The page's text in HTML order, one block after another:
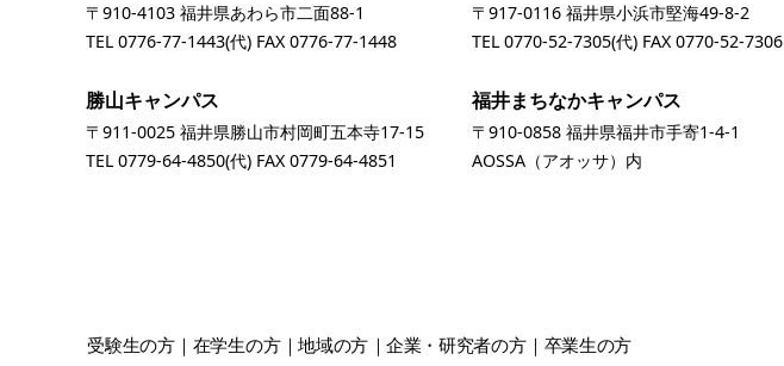
〒910-4103 福井県あわら市二面88-1
TEL0776-77-1443(代) FAX 0776-77-1448
〒917-0116 福井県小浜市堅海49-8-2
TEL0770-52-7305(代) FAX 0770-52-7306
勝山キャンパス
〒911-0025 福井県勝山市村岡町五本寺17-15
TEL0779-64-4850(代) FAX 0779-64-4851
福井まちなかキャンパス
〒910-0858 福井県福井市手寄1-4-1
AOSSA（アオッサ）内
受験生の方 在学生の方 地域の方 企業・研究者の方 卒業生の方